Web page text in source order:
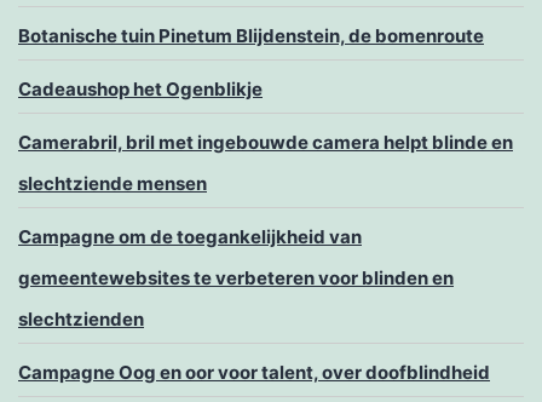
Botanische tuin Pinetum Blijdenstein, de bomenroute
Cadeaushop het Ogenblikje
Camerabril, bril met ingebouwde camera helpt blinde en
slechtziende mensen
Campagne om de toegankelijkheid van
gemeentewebsites te verbeteren voor blinden en
slechtzienden
Campagne Oog en oor voor talent, over doofblindheid